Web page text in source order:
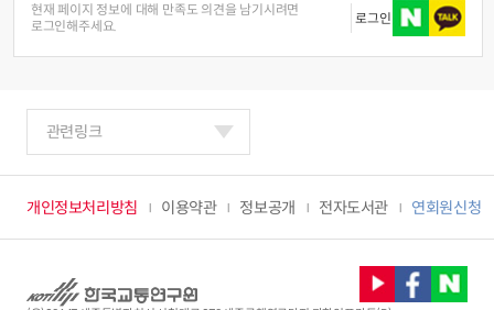
현재 페이지 정보에 대해 만족도 의견을 남기시려면
로그인해주세요.
로그인
개인정보처리방침 이용약관 정보공개 전자도서관 연회원신청
관련링크